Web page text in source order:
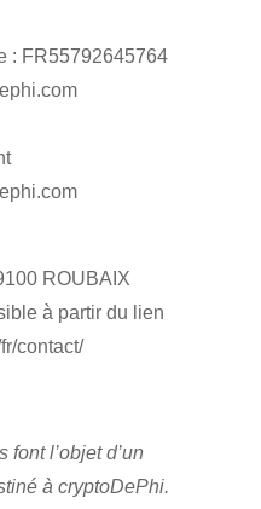
: FR55792645764
ROUBAIX
à partir du lien
contact/
l’objet d’un
à cryptoDePhi.